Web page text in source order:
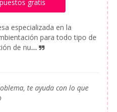
gratis
especializada en la
para todo tipo de
de nu...
te ayuda con lo que